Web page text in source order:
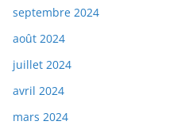
septembre 2024
août 2024
juillet 2024
avril 2024
mars 2024